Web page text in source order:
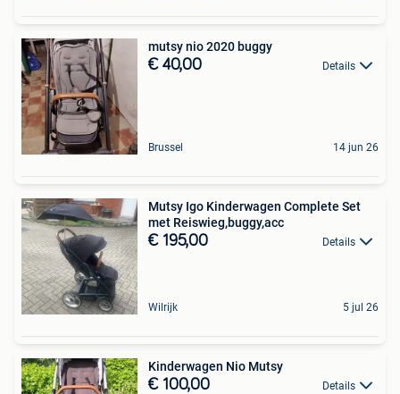
mutsy nio 2020 buggy
€ 40,00 Details
Brussel 14 jun 26
Mutsy Igo Kinderwagen Complete Set
met Reiswieg,buggy,acc
€ 195,00 Details
Wilrijk 5 jul 26
Kinderwagen Nio Mutsy
€ 100,00 Details